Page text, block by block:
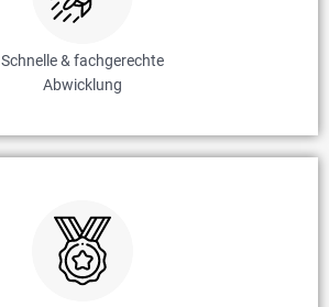
Schnelle & fachgerechte
Abwicklung